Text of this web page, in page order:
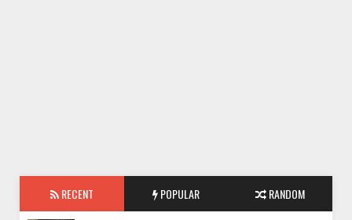
RECENT POPULAR RANDOM